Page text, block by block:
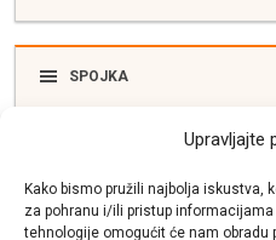
Upravljajte
Kako bismo pružili najbolja iskustva,
za pohranu i/ili pristup
tehnologije omogućit će nam obradu
SPOJKA